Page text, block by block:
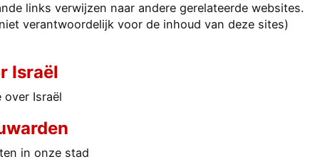
links verwijzen naar andere gerelateerde websites.
verantwoordelijk voor de inhoud van deze sites)
Israël
over Israël
in onze stad